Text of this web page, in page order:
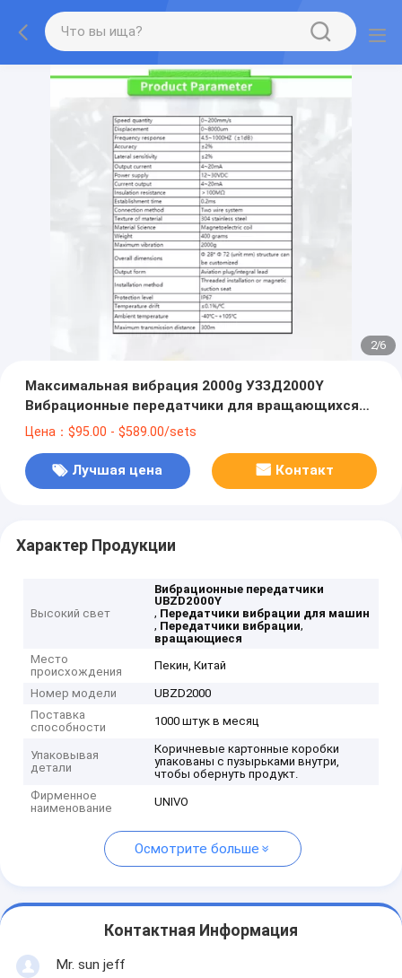
2/6
Максимальная вибрация 2000g УЗЗД2000Y
Вибрационные передатчики для вращающихся
машин
Цена：$95.00 - $589.00/sets
Лучшая цена Контакт
Характер Продукции
Высокий свет
Вибрационные передатчики
UBZD2000Y
, Передатчики вибрации для машин
, Передатчики вибрации,
вращающиеся
Место
происхождения
Пекин, Китай
Номер модели
UBZD2000
Поставка
способности
1000 штук в месяц
Упаковывая
детали
Коричневые картонные коробки
упакованы с пузырьками внутри,
чтобы обернуть продукт.
Фирменное
наименование
UNIVO
Осмотрите больше
Контактная Информация
Mr. sun jeff